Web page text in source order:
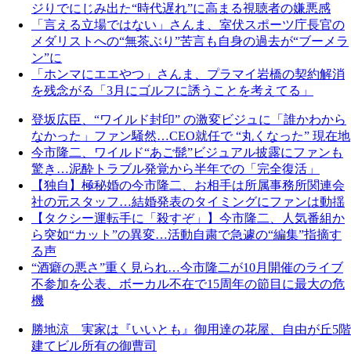
ジりでにじみ出た“時代遅れ”に高まる視聴者の嫌悪感
「言える立場ではない」さんま、室伏スポーツ庁長官の
メダリストへの“無茶ぶり”苦言も自身の過去が“ブーメラ
ン”に
「ホンマにエエやつ」さんま、プラマイ岩橋の契約解消
を残念がる「3月にゴルフに誘うことを考えてる」
登坂広臣、“ワイルド封印” の激変ビジュに「誰かわから
なかった」ファン騒然…CEO就任で “丸くなった” 現在地
今市隆二、ワイルド“あご髭”ビジュアル披露にファンも
驚き…泥酔トラブル発覚から半年での「完全復活」
【独自】極秘婚の今市隆二、お相手は所属事務所関連会
社の元スタッフ…結婚発表のタイミングにファンは動揺
【タクシー運転手に「殺すぞ」】今市隆二、人気番組か
ら突如“カット”の異変…活動自粛で急遽の“編集”指摘す
る声
“酒癖の悪さ”重く見られ…今市隆二が10月開催のライブ
不参加を公表、ボーカル不在で15周年の節目に最大の危
機
勝地涼 実家は『いいとも』御用達の花屋、自由が丘5階
建てビル所有の御曹司